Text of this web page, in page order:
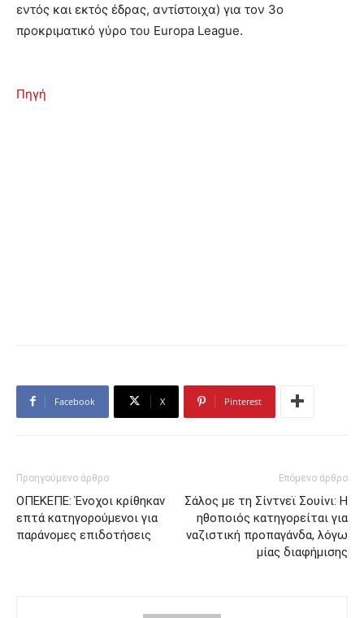
εντός και εκτός έδρας, αντίστοιχα) για τον 3ο
προκριματικό γύρο του Europa League.
Πηγή
Facebook X Pinterest
Προηγούμενο άρθρο
ΟΠΕΚΕΠΕ: Ένοχοι κρίθηκαν
επτά κατηγορούμενοι για
παράνομες επιδοτήσεις
Επόμενο άρθρο
Σάλος με τη Σίντνεϊ Σουίνι: Η
ηθοποιός κατηγορείται για
ναζιστική προπαγάνδα, λόγω
μίας διαφήμισης